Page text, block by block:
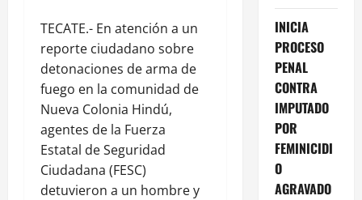
TECATE.- En atención a un
reporte ciudadano sobre
detonaciones de arma de
fuego en la comunidad de
Nueva Colonia Hindú,
agentes de la Fuerza
Estatal de Seguridad
Ciudadana (FESC)
detuvieron a un hombre y
INICIA
PROCESO
PENAL
CONTRA
IMPUTADO
POR
FEMINICIDI
O
AGRAVADO